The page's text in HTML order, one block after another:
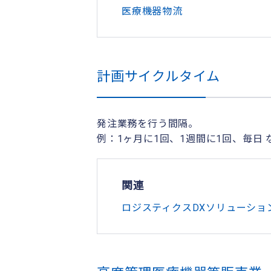
医療機器物流
計画サイクルタイム
発注業務を行う間隔。
例：1ヶ月に1回、1週間に1回、毎日
関連
ロジスティクスDXソリューショ